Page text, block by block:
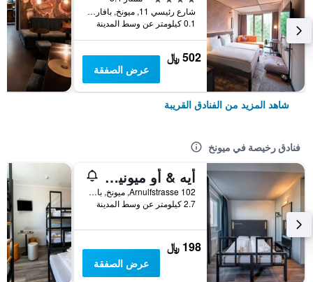
شارع رئيسي 11, ميونخ, بافاريا, ألمانيا
0.1 كيلومتر عن وسط المدينة
502 ﷼
عرض الصفقة
شاهد المزيد من الفنادق القريبة
فنادق رخيصة في ميونخ
أيه & أو ميونيخ هاكربروكه
Arnulfstrasse 102, ميونخ, بافاريا, ألمانيا
2.7 كيلومتر عن وسط المدينة
198 ﷼
عرض الصفقة